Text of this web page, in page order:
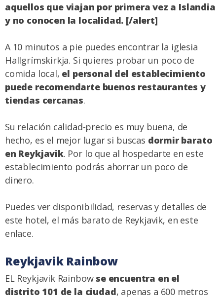
aquellos que viajan por primera vez a Islandia
y no conocen la localidad. [/alert]
A 10 minutos a pie puedes encontrar la iglesia
Hallgrímskirkja. Si quieres probar un poco de
comida local, el personal del establecimiento
puede recomendarte buenos restaurantes y
tiendas cercanas.
Su relación calidad-precio es muy buena, de
hecho, es el mejor lugar si buscas dormir barato
en Reykjavik. Por lo que al hospedarte en este
establecimiento podrás ahorrar un poco de
dinero.
Puedes ver disponibilidad, reservas y detalles de
este hotel, el más barato de Reykjavik, en este
enlace.
Reykjavik Rainbow
EL Reykjavik Rainbow se encuentra en el
distrito 101 de la ciudad, apenas a 600 metros